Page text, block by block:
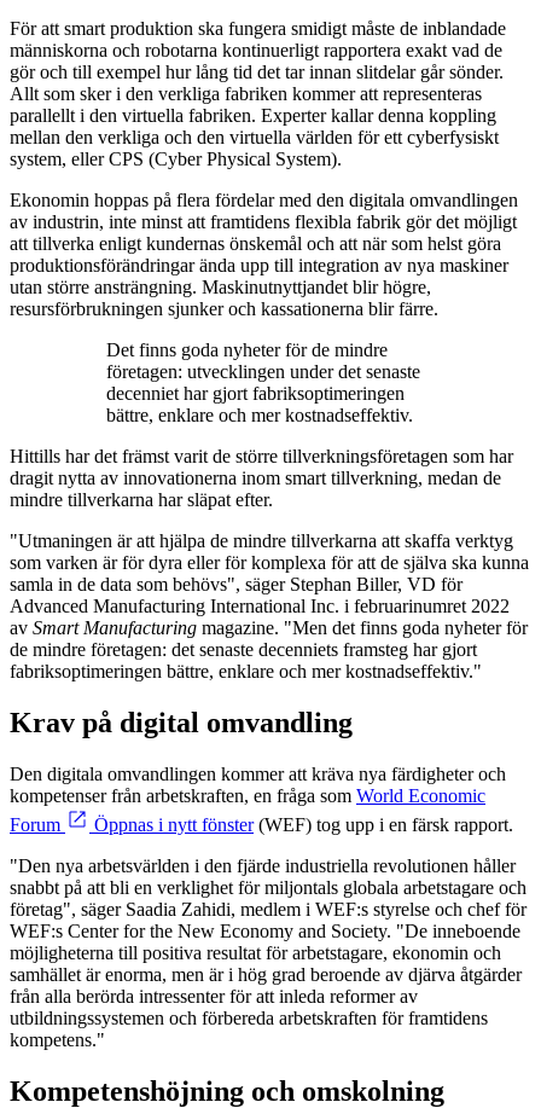
För att smart produktion ska fungera smidigt måste de inblandade
människorna och robotarna kontinuerligt rapportera exakt vad de
gör och till exempel hur lång tid det tar innan slitdelar går sönder.
Allt som sker i den verkliga fabriken kommer att representeras
parallellt i den virtuella fabriken. Experter kallar denna koppling
mellan den verkliga och den virtuella världen för ett cyberfysiskt
system, eller CPS (Cyber Physical System).
Ekonomin hoppas på flera fördelar med den digitala omvandlingen
av industrin, inte minst att framtidens flexibla fabrik gör det möjligt
att tillverka enligt kundernas önskemål och att när som helst göra
produktionsförändringar ända upp till integration av nya maskiner
utan större ansträngning. Maskinutnyttjandet blir högre,
resursförbrukningen sjunker och kassationerna blir färre.
Det finns goda nyheter för de mindre
företagen: utvecklingen under det senaste
decenniet har gjort fabriksoptimeringen
bättre, enklare och mer kostnadseffektiv.
Hittills har det främst varit de större tillverkningsföretagen som har
dragit nytta av innovationerna inom smart tillverkning, medan de
mindre tillverkarna har släpat efter.
"Utmaningen är att hjälpa de mindre tillverkarna att skaffa verktyg
som varken är för dyra eller för komplexa för att de själva ska kunna
samla in de data som behövs", säger Stephan Biller, VD för
Advanced Manufacturing International Inc. i februarinumret 2022
av Smart Manufacturing magazine. "Men det finns goda nyheter för
de mindre företagen: det senaste decenniets framsteg har gjort
fabriksoptimeringen bättre, enklare och mer kostnadseffektiv."
Krav på digital omvandling
Den digitala omvandlingen kommer att kräva nya färdigheter och
kompetenser från arbetskraften, en fråga som World Economic
Forum
Öppnas i nytt fönster(WEF) tog upp i en färsk rapport.
"Den nya arbetsvärlden i den fjärde industriella revolutionen håller
snabbt på att bli en verklighet för miljontals globala arbetstagare och
företag", säger Saadia Zahidi, medlem i WEF:s styrelse och chef för
WEF:s Center for the New Economy and Society. "De inneboende
möjligheterna till positiva resultat för arbetstagare, ekonomin och
samhället är enorma, men är i hög grad beroende av djärva åtgärder
från alla berörda intressenter för att inleda reformer av
utbildningssystemen och förbereda arbetskraften för framtidens
kompetens."
Kompetenshöjning och omskolning